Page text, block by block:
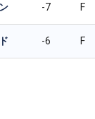
-7 F
-6 F